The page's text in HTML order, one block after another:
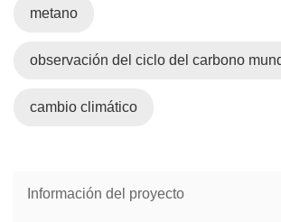
n
n
e
metano
observación del ciclo del carbono
cambio climático
Información del proyecto